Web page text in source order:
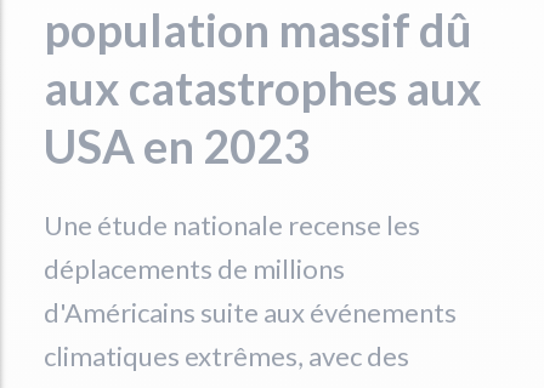
population massif dû
aux catastrophes aux
USA en 2023
Une étude nationale recense les
déplacements de millions
d'Américains suite aux événements
climatiques extrêmes, avec des